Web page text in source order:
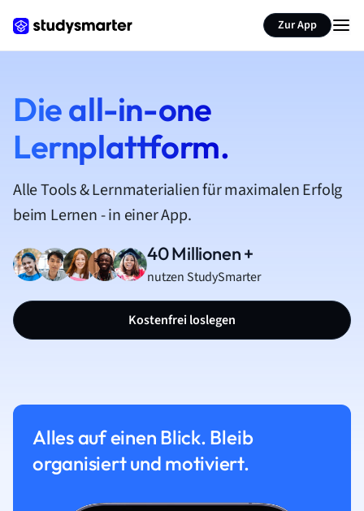
Zur App
Die all-in-one
Lernplattform.
Alle Tools & Lernmaterialien für maximalen Erfolg
beim Lernen - in einer App.
40 Millionen +
nutzen StudySmarter
Kostenfrei loslegen
Alles auf einen Blick. Bleib
organisiert und motiviert.